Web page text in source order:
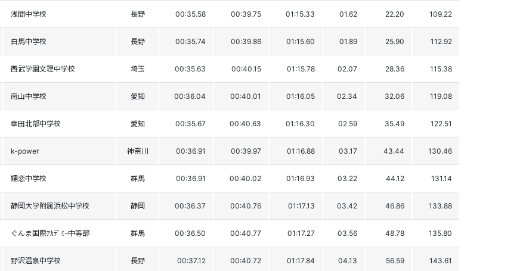
浅間中学校 長野 00:35.58 00:39.75 01:15.33 01.62 22.20 109.22
白馬中学校 長野 00:35.74 00:39.86 01:15.60 01.89 25.90 112.92
西武学園文理中学校 埼玉 00:35.63 00:40.15 01:15.78 02.07 28.36 115.38
南山中学校 愛知 00:36.04 00:40.01 01:16.05 02.34 32.06 119.08
幸田北部中学校 愛知 00:35.67 00:40.63 01:16.30 02.59 35.49 122.51
k-power 神奈川 00:36.91 00:39.97 01:16.88 03.17 43.44 130.46
嬬恋中学校 群馬 00:36.91 00:40.02 01:16.93 03.22 44.12 131.14
静岡大学附属浜松中学校 静岡 00:36.37 00:40.76 01:17.13 03.42 46.86 133.88
ぐんま国際ｱｶﾃﾞﾐｰ中等部 群馬 00:36.50 00:40.77 01:17.27 03.56 48.78 135.80
野沢温泉中学校 長野 00:37.12 00:40.72 01:17.84 04.13 56.59 143.61